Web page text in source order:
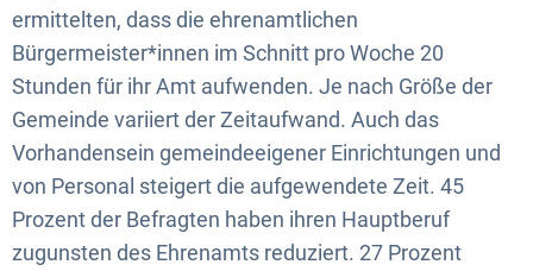
ermittelten, dass die ehrenamtlichen
Bürgermeister*innen im Schnitt pro Woche 20
Stunden für ihr Amt aufwenden. Je nach Größe der
Gemeinde variiert der Zeitaufwand. Auch das
Vorhandensein gemeindeeigener Einrichtungen und
von Personal steigert die aufgewendete Zeit. 45
Prozent der Befragten haben ihren Hauptberuf
zugunsten des Ehrenamts reduziert. 27 Prozent